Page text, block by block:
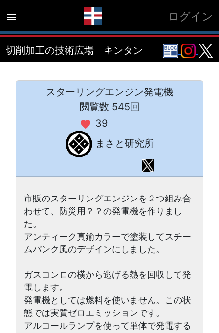
menu ログイン
切削加工の技術広場 キンタン
スターリングエンジン発電機
閲覧数 545回
favorite 39
まさと研究所
市販のスターリングエンジンを２つ組み合
わせて、防災用？？の発電機を作りまし
た。
アンティーク真鍮カラーで塗装してスチー
ムパンク風のデザインにしました。
ガスコンロの横から逃げる熱を回収して発
電します。
発電機としては燃料を使いません。この状
態では実質ゼロエミッションです。
アルコールランプを使って単体で発電する